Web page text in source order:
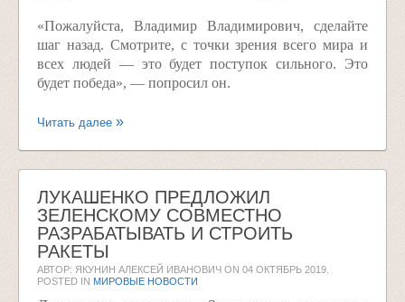
«Пожалуйста, Владимир Владимирович, сделайте
шаг назад. Смотрите, с точки зрения всего мира и
всех людей — это будет поступок сильного. Это
будет победа», — попросил он.
Читать далее
ЛУКАШЕНКО ПРЕДЛОЖИЛ
ЗЕЛЕНСКОМУ СОВМЕСТНО
РАЗРАБАТЫВАТЬ И СТРОИТЬ
РАКЕТЫ
АВТОР: ЯКУНИН АЛЕКСЕЙ ИВАНОВИЧ ON 04 ОКТЯБРЬ 2019
POSTED IN МИРОВЫЕ НОВОСТИ